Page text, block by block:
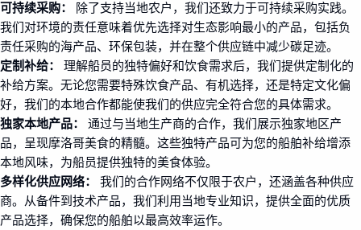
可持续采购：
除了支持当地农户，我们还致力于可持续采购实践。
我们对环境的责任意味着优先选择对生态影响最小的产品，包括负
责任采购的海产品、环保包装，并在整个供应链中减少碳足迹。
定制补给：
理解船员的独特偏好和饮食需求后，我们提供定制化的
补给方案。无论您需要特殊饮食产品、有机选择，还是特定文化偏
好，我们的本地合作都能使我们的供应完全符合您的具体需求。
独家本地产品：
通过与当地生产商的合作，我们展示独家地区产
品，呈现摩洛哥美食的精髓。这些独特产品可为您的船舶补给增添
本地风味，为船员提供独特的美食体验。
多样化供应网络：
我们的合作网络不仅限于农户，还涵盖各种供应
商。从备件到技术产品，我们利用当地专业知识，提供全面的优质
产品选择，确保您的船舶以最高效率运作。